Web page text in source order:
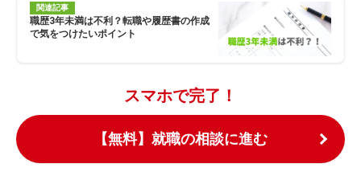
関連記事
職歴3年未満は不利？転職や履歴書の作成
で気をつけたいポイント
スマホで完了！
【無料】就職の相談に進む